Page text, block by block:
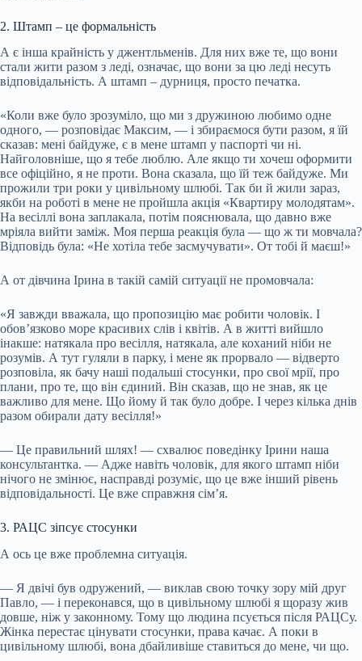
2. Штамп – це формальність
А є інша крайність у джентльменів. Для них вже те, що вони
стали жити разом з леді, означає, що вони за цю леді несуть
відповідальність. А штамп – дурниця, просто печатка.
«Коли вже було зрозуміло, що ми з дружиною любимо одне
одного, — розповідає Максим, — і збираємося бути разом, я їй
сказав: мені байдуже, є в мене штамп у паспорті чи ні.
Найголовніше, що я тебе люблю. Але якщо ти хочеш оформити
все офіційно, я не проти. Вона сказала, що їй теж байдуже. Ми
прожили три роки у цивільному шлюбі. Так би й жили зараз,
якби на роботі в мене не пройшла акція «Квартиру молодятам».
На весіллі вона заплакала, потім пояснювала, що давно вже
мріяла вийти заміж. Моя перша реакція була — що ж ти мовчала?
Відповідь була: «Не хотіла тебе засмучувати». От тобі й маєш!»
А от дівчина Ірина в такій самій ситуації не промовчала:
«Я завжди вважала, що пропозицію має робити чоловік. І
обов’язково море красивих слів і квітів. А в житті вийшло
інакше: натякала про весілля, натякала, але коханий ніби не
розумів. А тут гуляли в парку, і мене як прорвало — відверто
розповіла, як бачу наші подальші стосунки, про свої мрії, про
плани, про те, що він єдиний. Він сказав, що не знав, як це
важливо для мене. Що йому й так було добре. І через кілька днів
разом обирали дату весілля!»
— Це правильний шлях! — схвалює поведінку Ірини наша
консультантка. — Адже навіть чоловік, для якого штамп ніби
нічого не змінює, насправді розуміє, що це вже інший рівень
відповідальності. Це вже справжня сім’я.
3. РАЦС зіпсує стосунки
А ось це вже проблемна ситуація.
— Я двічі був одружений, — виклав свою точку зору мій друг
Павло, — і переконався, що в цивільному шлюбі я щоразу жив
довше, ніж у законному. Тому що людина псується після РАЦСу.
Жінка перестає цінувати стосунки, права качає. А поки в
цивільному шлюбі, вона дбайливіше ставиться до мене, чи що.